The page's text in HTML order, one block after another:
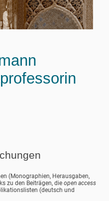
(Monographien, Herausgaben,
zu den Beiträgen, die open access
(deutsch und